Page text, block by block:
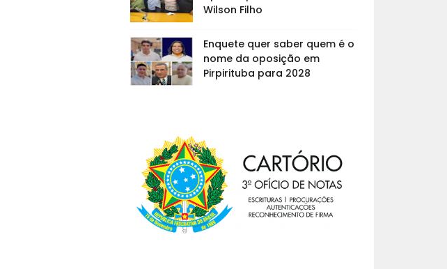
Wilson Filho
Enquete quer saber quem é o
nome da oposição em
Pirpirituba para 2028